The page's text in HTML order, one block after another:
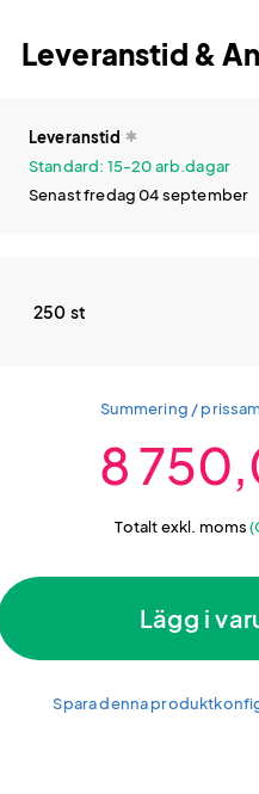
Leveranstid &
Leveranstid
Standard: 15-20 arb.dagar
Senast fredag 04 september
250 st
Summering /
8
Totalt exkl. moms
Lägg i
Spara denna